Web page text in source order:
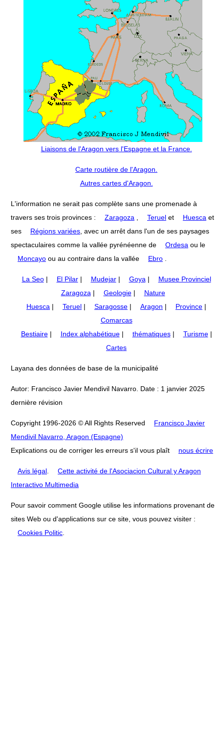
Liaisons de l'Aragon vers l'Espagne et la France.
Carte routière de l'Aragon.
Autres cartes d'Aragon.
L'information ne serait pas complète sans une promenade à
travers ses trois provinces :
Zaragoza Teruel et Huesca et
ses
Régions variées , avec un arrêt dans l'un de ses paysages
spectaculaires comme la vallée pyrénéenne de
Ordesa ou le
Moncayo ou au contraire dans la vallée Ebro
La Seo| El Pilar| Mudejar| Goya |
Musee Provinciel
Zaragoza | Geologie|
Nature
Huesca | Teruel | Saragosse | Aragon | Province |
Comarcas
Bestiaire| Index alphabétique| thématiques| Turisme|
Cartes
Layana des données de base de la municipalité
Autor: Francisco Javier Mendivil Navarro. Date : 1 janvier 2025
dernière révision
Copyright 1996-2026 © All Rights Reserved
Francisco Javier
Mendivil Navarro, Aragon (Espagne)
Explications ou de corriger les erreurs s'il vous plaît
nous écrire
Avis légal
Cette activité de l'Asociacion Cultural y Aragon
Interactivo Multimedia
Pour savoir comment Google utilise les informations provenant de
sites Web ou d'applications sur ce site, vous pouvez visiter :
Cookies Politic